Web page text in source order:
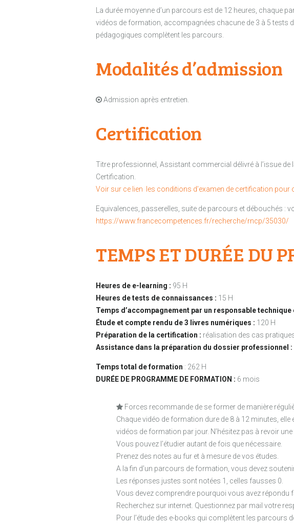
La durée moyenne d’un parcours est de 12 heures, chaque
vidéos de formation, accompagnées chacune de 3 à 5 tests
pédagogiques complètent les parcours.
Modalités d’admission
Admission après entretien.
Certification
Titre professionnel, Assistant commercial délivré à l’issue
Certification.
Voir sur ce lien les conditions d’examen de certification pour
Equivalences, passerelles, suite de parcours et débouchés :
https://www.francecompetences.fr/recherche/rncp/35030/
TEMPS ET DURÉE DU
Heures de e-learning : 95 H
Heures de tests de connaissances : 15 H
Temps d’accompagnement par un responsable
Étude et compte rendu de 3 livres numériques : 120 H
Préparation de la certification : réalisation des cas
Assistance dans la préparation du dossier professionnel :
Temps total de formation : 262 H
DURÉE DE PROGRAMME DE FORMATION : 6 mois
Forces recommande de se former de manière
Chaque vidéo de formation dure de 8 à 12 minutes,
vidéos de formation par jour. N’hésitez pas à revoir
Vous pouvez l’étudier autant de fois que nécessaire.
Prenez des notes au fur et à mesure de vos études.
A la fin d’un parcours de formation, vous devez
Les réponses justes sont notées 1, celles fausses 0.
Vous devez comprendre pourquoi vous avez répondu
Recherchez sur internet. Questionnez par mail votre
Pour l’étude des e-books qui complètent les parcours